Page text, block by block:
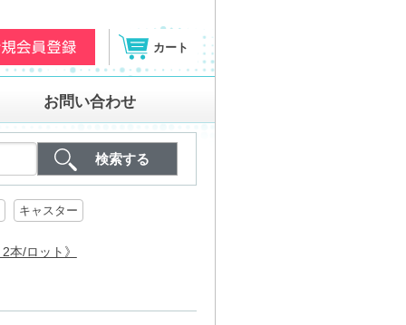
カート
お問い合わせ
キャスター
本/ロット》